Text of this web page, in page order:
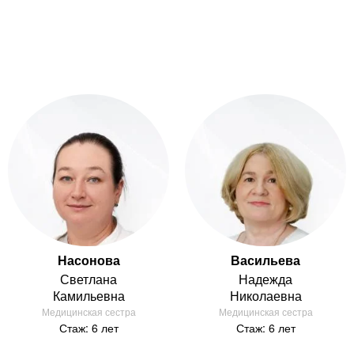
Насонова
Светлана
Камильевна
Медицинская сестра
Стаж: 6 лет
Васильева
Надежда
Николаевна
Медицинская сестра
Стаж: 6 лет